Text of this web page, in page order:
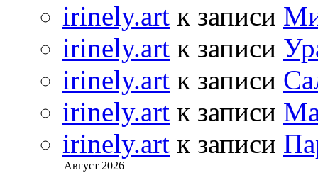
irinely.art к записи
irinely.art к записи
irinely.art к записи
irinely.art к записи
irinely.art к записи
Август 2026